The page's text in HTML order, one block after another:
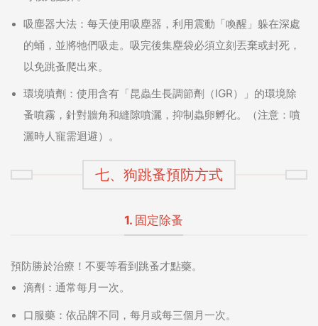
吸塵器大法：每天使用吸塵器，利用震動「喚醒」躲在深處
的蛹，並將牠們吸走。吸完後集塵袋必須立刻丟棄或封死，
以免跳蚤爬出來。
環境噴劑：使用含有「昆蟲生長調節劑（IGR）」的環境除
蚤噴霧，針對牆角和縫隙噴灑，抑制蟲卵孵化。（注意：噴
灑時人寵需迴避）。
七、狗跳蚤預防方式
1. 固定除蚤
預防勝於治療！不要等看到跳蚤才點藥。
滴劑：通常每月一次。
口服藥：依品牌不同，每月或每三個月一次。